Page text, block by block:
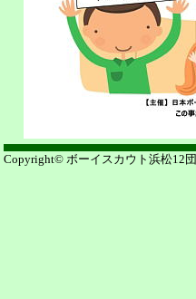
Copyright© ボーイスカウト浜松12団